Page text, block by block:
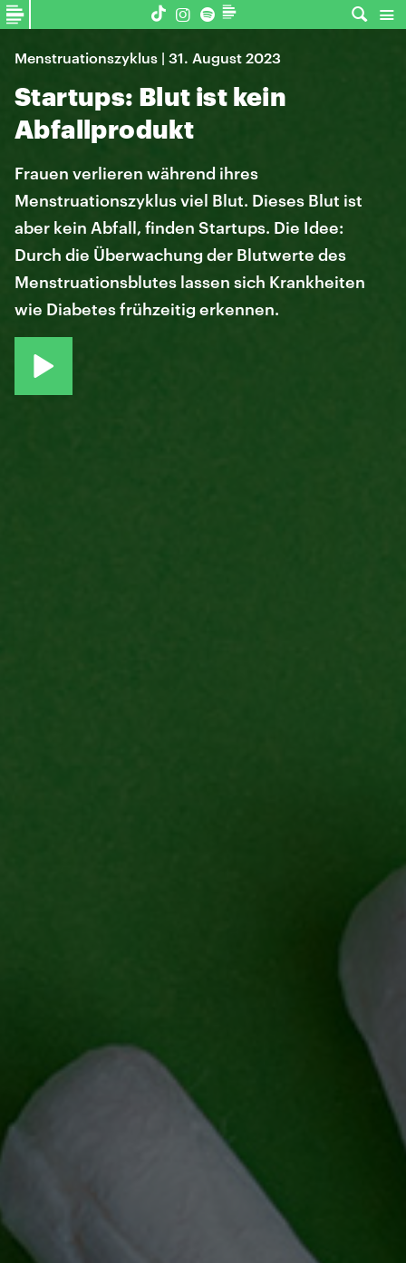
Menstruationszyklus | 31. August 2023
Startups: Blut ist kein
Abfallprodukt
Frauen verlieren während ihres
Menstruationszyklus viel Blut. Dieses Blut ist
aber kein Abfall, finden Startups. Die Idee:
Durch die Überwachung der Blutwerte des
Menstruationsblutes lassen sich Krankheiten
wie Diabetes frühzeitig erkennen.